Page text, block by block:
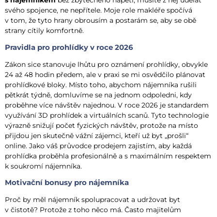
svého spojence, ne nepřítele. Moje role makléře spočívá
v tom, že tyto hrany obrousím a postarám se, aby se obě
strany cítily komfortně.
Pravidla pro prohlídky v roce 2026
Zákon sice stanovuje lhůtu pro oznámení prohlídky, obvykle
24 až 48 hodin předem, ale v praxi se mi osvědčilo plánovat
prohlídkové bloky. Místo toho, abychom nájemníka rušili
pětkrát týdně, domluvíme se na jednom odpoledni, kdy
proběhne více návštěv najednou. V roce 2026 je standardem
využívání 3D prohlídek a virtuálních scanů. Tyto technologie
výrazně snižují počet fyzických návštěv, protože na místo
přijdou jen skutečně vážní zájemci, kteří už byt „prošli“
online. Jako váš průvodce prodejem zajistím, aby každá
prohlídka proběhla profesionálně a s maximálním respektem
k soukromí nájemníka.
Motivační bonusy pro nájemníka
Proč by měl nájemník spolupracovat a udržovat byt
v čistotě? Protože z toho něco má. Často majitelům